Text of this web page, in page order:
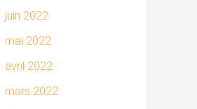
juin 2022
mai 2022
avril 2022
mars 2022